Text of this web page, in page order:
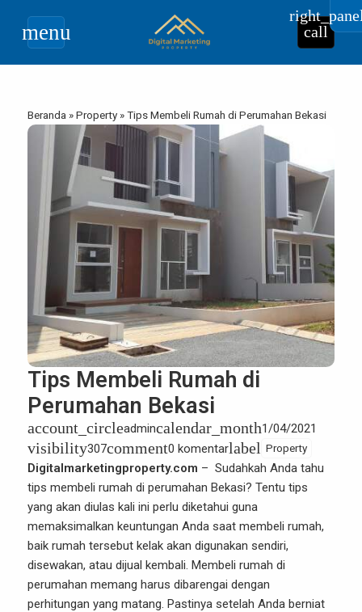
menu call
Beranda »Property »Tips Membeli Rumah di Perumahan Bekasi
Tips Membeli Rumah di
Perumahan Bekasi
account_circleadmincalendar_month1/04/2021
visibility307comment0 komentarlabel Property
Digitalmarketingproperty.com – Sudahkah Anda tahu
tips membeli rumah di perumahan Bekasi? Tentu tips
yang akan diulas kali ini perlu diketahui guna
memaksimalkan keuntungan Anda saat membeli rumah,
baik rumah tersebut kelak akan digunakan sendiri,
disewakan, atau dijual kembali. Membeli rumah di
perumahan memang harus dibarengai dengan
perhitungan yang matang. Pastinya setelah Anda berniat